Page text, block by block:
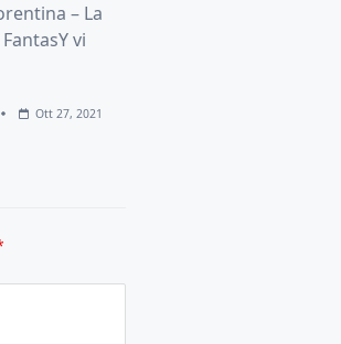
– La
vi
Ott 27, 2021